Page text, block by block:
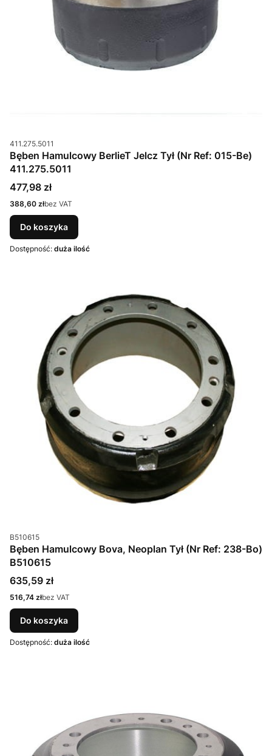
Kod produktu
411.275.5011
Bęben Hamulcowy BerlieT Jelcz Tył (Nr Ref: 015-Be)
411.275.5011
Cena
477,98 zł
Cena
388,60 złbez VAT
Do koszyka
Dostępność: duża ilość
Kod produktu
B510615
Bęben Hamulcowy Bova, Neoplan Tył (Nr Ref: 238-Bo)
B510615
Cena
635,59 zł
Cena
516,74 złbez VAT
Do koszyka
Dostępność: duża ilość